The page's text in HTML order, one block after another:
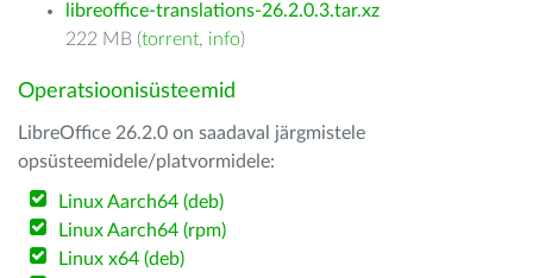
libreoffice-translations-26.2.0.3.tar.xz
222 MB (torrent, info)
Operatsioonisüsteemid
LibreOffice 26.2.0 on saadaval järgmistele
opsüsteemidele/platvormidele:
Linux Aarch64 (deb)
Linux Aarch64 (rpm)
Linux x64 (deb)